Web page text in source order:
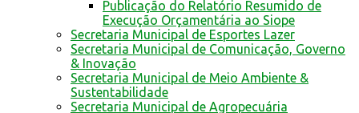
Publicação do Relatório Resumido de
Execução Orçamentária ao Siope
Secretaria Municipal de Esportes Lazer
Secretaria Municipal de Comunicação, Governo
& Inovação
Secretaria Municipal de Meio Ambiente &
Sustentabilidade
Secretaria Municipal de Agropecuária